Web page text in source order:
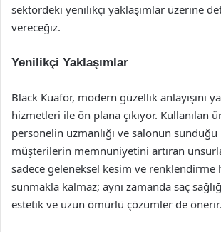
sektördeki yenilikçi yaklaşımlar üzerine
vereceğiz.
Yenilikçi Yaklaşımlar
Black Kuaför, modern güzellik anlayışını
hizmetleri ile ön plana çıkıyor. Kullanılan
personelin uzmanlığı ve salonun sunduğu
müşterilerin memnuniyetini artıran
sadece geleneksel kesim ve renklendirme
sunmakla kalmaz; aynı zamanda saç
estetik ve uzun ömürlü çözümler de önerir.